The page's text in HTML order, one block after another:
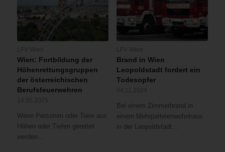
Wien: Fortbildung der
Höhenrettungsgruppen
der österreichischen
Berufsfeuerwehren
Wenn Personen oder Tiere aus
Höhen oder Tiefen gerettet
werden…
Brand in Wien
Leopoldstadt fordert ein
Todesopfer
Bei einem Zimmerbrand in
einem Mehrparteienwohnhaus
in der Leopoldstadt…